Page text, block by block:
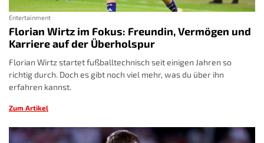
Entertainment
Florian Wirtz im Fokus: Freundin, Vermögen und
Karriere auf der Überholspur
Florian Wirtz startet fußballtechnisch seit einigen Jahren so
richtig durch. Doch es gibt noch viel mehr, was du über ihn
erfahren kannst.
Zum Artikel